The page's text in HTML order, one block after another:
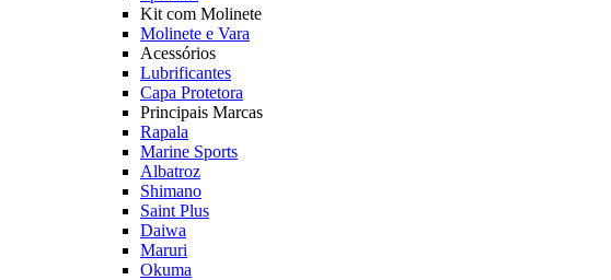
Kit com Molinete
Molinete e Vara
Acessórios
Lubrificantes
Capa Protetora
Principais Marcas
Rapala
Marine Sports
Albatroz
Shimano
Saint Plus
Daiwa
Maruri
Okuma